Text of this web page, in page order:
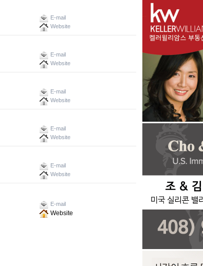
E-mail
Website
E-mail
Website
E-mail
Website
E-mail
Website
E-mail
Website
E-mail
Website